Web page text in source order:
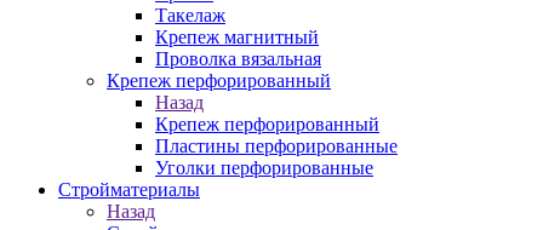
Такелаж
Крепеж магнитный
Проволка вязальная
Крепеж перфорированный
Назад
Крепеж перфорированный
Пластины перфорированные
Уголки перфорированные
Стройматериалы
Назад